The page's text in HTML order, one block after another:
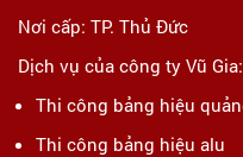
Nơi cấp: TP. Thủ Đức
Dịch vụ của công ty Vũ Gia:
Thi công bảng hiệu
Thi công bảng hiệu alu